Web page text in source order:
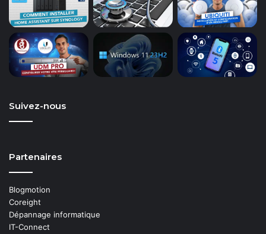
Suivez-nous
Partenaires
Blogmotion
Coreight
Dépannage informatique
IT-Connect